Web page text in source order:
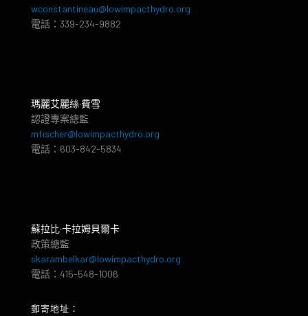
wconstantineau@lowimpacthydro.org
電話：339-234-9882
瑪麗艾麗絲·費雪
認證專案總監
mfischer@lowimpacthydro.org
電話：603-842-5834
蘇拉比·卡拉姆貝爾卡
政策總監
skarambelkar@lowimpacthydro.org
電話：415-548-1006
郵寄地址：